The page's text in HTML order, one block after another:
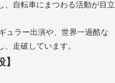
、自転車にまつわる活動が目立
ュラー出演や、世界一過酷な
、走破しています。